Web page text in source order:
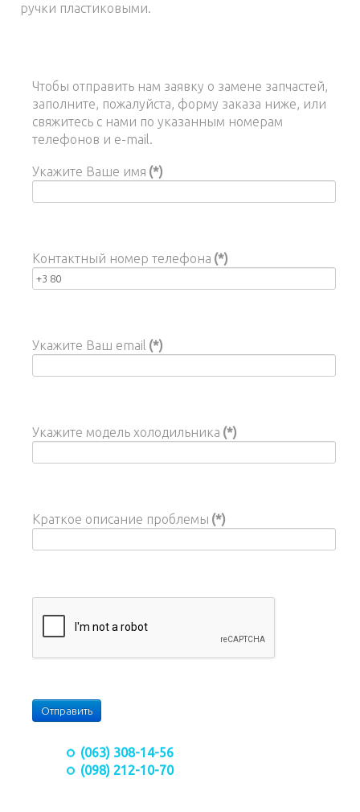
ручки пластиковыми.
Чтобы отправить нам заявку о замене запчастей,
заполните, пожалуйста, форму заказа ниже, или
свяжитесь с нами по указанным номерам
телефонов и e-mail.
Укажите Ваше имя (*)
Контактный номер телефона (*)
Укажите Ваш email (*)
Укажите модель холодильника (*)
Краткое описание проблемы (*)
Отправить
(063) 308-14-56
(098) 212-10-70